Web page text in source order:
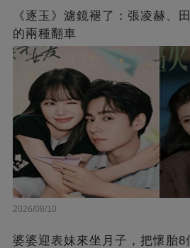
《逐玉》濾鏡褪了：張凌赫、
的兩種翻車
2026/08/10
婆婆迎表妹來坐月子，把懷胎8